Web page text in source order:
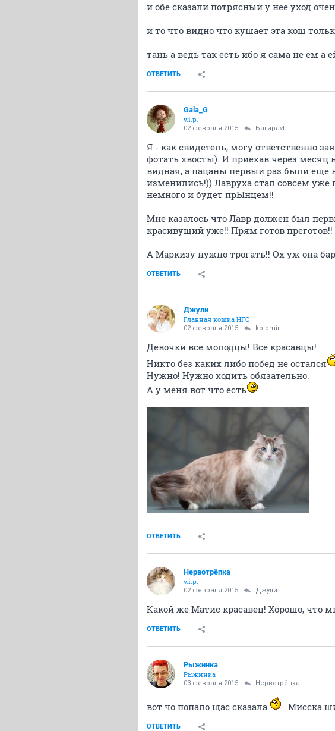
и обе сказали потрясный у нее уход
и то что видно что кушает эта кош
тань а ведь так есть ибо я сама не ем
ОТВЕТИТЬ
Gala_G
v.i.p.
02 февраля 2015 Багираvl
Я - как свидетель, могу ответственно
фотать хвосты). И приехав через
видная, а пацаны первый раз были еще
изменились!)) Лавруха стал совсем
немного и будет прЫнцем!!
Мне казалось что Лавр должен был
красивущий уже!! Прям готов преготов!!
А Маркизу нужно трогать!! Ох уж она
ОТВЕТИТЬ
Джули
Главная кошка НГС
02 февраля 2015 kotomir
Девочки все молодцы! Все красавцы!
Никто без каких либо побед не остался
Нужно! Нужно ходить обязательно.
А у меня вот что есть
ОТВЕТИТЬ
Нервотрёпка
v.i.p.
02 февраля 2015 Джули
Какой же Матис красавец! Хорошо, что
ОТВЕТИТЬ
Рыжинка
Рыжинка
03 февраля 2015 Нервотрёпка
вот чо попало щас сказала Мисска
ОТВЕТИТЬ